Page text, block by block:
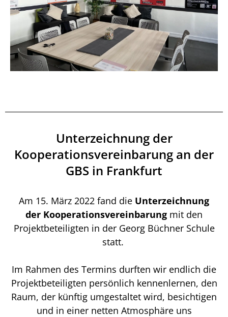
Unterzeichnung der
Kooperationsvereinbarung an der
GBS in Frankfurt
Am 15. März 2022 fand die Unterzeichnung
der Kooperationsvereinbarung mit den
Projektbeteiligten in der Georg Büchner Schule
statt.
Im Rahmen des Termins durften wir endlich die
Projektbeteiligten persönlich kennenlernen, den
Raum, der künftig umgestaltet wird, besichtigen
und in einer netten Atmosphäre uns